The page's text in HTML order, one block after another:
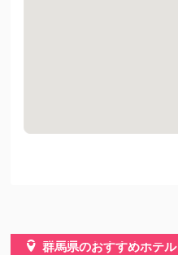
群馬県のおすすめホテル